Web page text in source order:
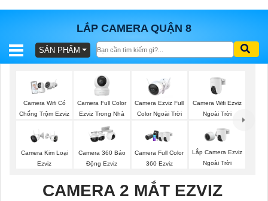
LẮP CAMERA QUẬN 8
BÁO
TRỌN
GÓI
SẢN
SẢN PHẨM
Camera Wifi Có
Chống Trộm Ezviz
Camera Full Color
Ezviz Trong Nhà
Camera Ezviz Full
Color Ngoài Trời
Camera Wifi Ezviz
Ngoài Trời
Camera Kim Loại
Ezviz
Camera 360 Báo
Động Ezviz
Camera Full Color
360 Ezviz
Lắp Camera Ezviz
Ngoài Trời
CAMERA 2 MẮT EZVIZ